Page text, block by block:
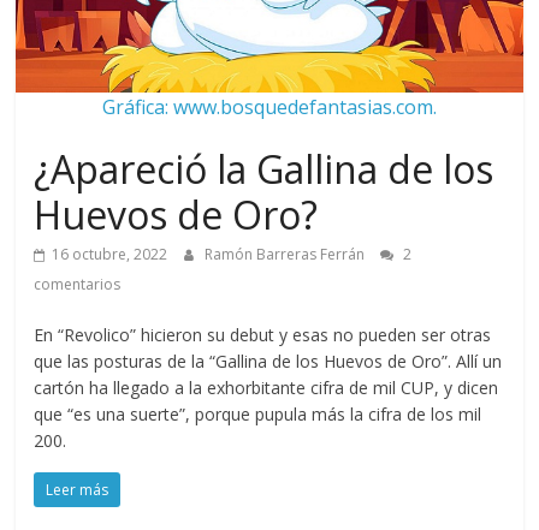
Gráfica: www.bosquedefantasias.com.
¿Apareció la Gallina de los
Huevos de Oro?
16 octubre, 2022 Ramón Barreras Ferrán
2
comentarios
En “Revolico” hicieron su debut y esas no pueden ser otras
que las posturas de la “Gallina de los Huevos de Oro”. Allí un
cartón ha llegado a la exhorbitante cifra de mil CUP, y dicen
que “es una suerte”, porque pupula más la cifra de los mil
200.
Leer más